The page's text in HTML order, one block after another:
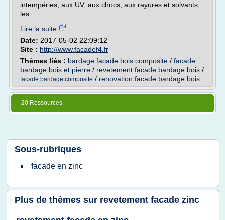
intempéries, aux UV, aux chocs, aux rayures et solvants,
les...
Lire la suite
Date: 2017-05-02 22:09:12
Site : http://www.facadef4.fr
Thèmes liés : bardage facade bois composite / facade
bardage bois et pierre / revetement facade bardage bois /
facade bardage composite / renovation facade bardage bois
20 Ressources
Sous-rubriques
facade en zinc
Plus de thèmes sur revetement facade zinc